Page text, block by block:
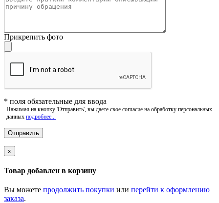
Прикрепить фото
* поля обязательные для ввода
Нажимая на кнопку 'Отправить', вы даете свое согласие на обработку персональных
данных подробнее...
x
Товар добавлен в корзину
Вы можете продолжить покупки или перейти к оформлению
заказа.